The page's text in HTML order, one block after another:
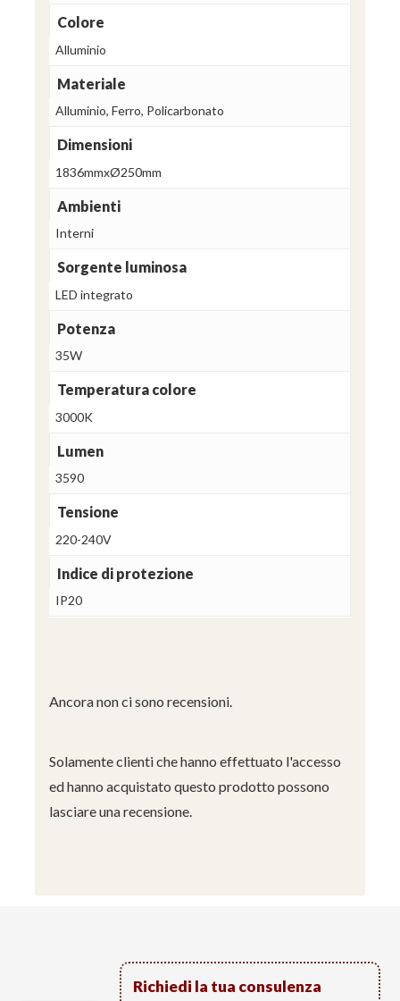
Colore
Alluminio
Materiale
Alluminio, Ferro, Policarbonato
Dimensioni
1836mmxØ250mm
Ambienti
Interni
Sorgente luminosa
LED integrato
Potenza
35W
Temperatura colore
3000K
Lumen
3590
Tensione
220-240V
Indice di protezione
IP20
Ancora non ci sono recensioni.
Solamente clienti che hanno effettuato l'accesso
ed hanno acquistato questo prodotto possono
lasciare una recensione.
Richiedi la tua consulenza